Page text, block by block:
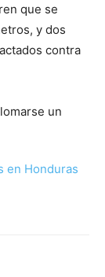
que se
y dos
contra
en Honduras